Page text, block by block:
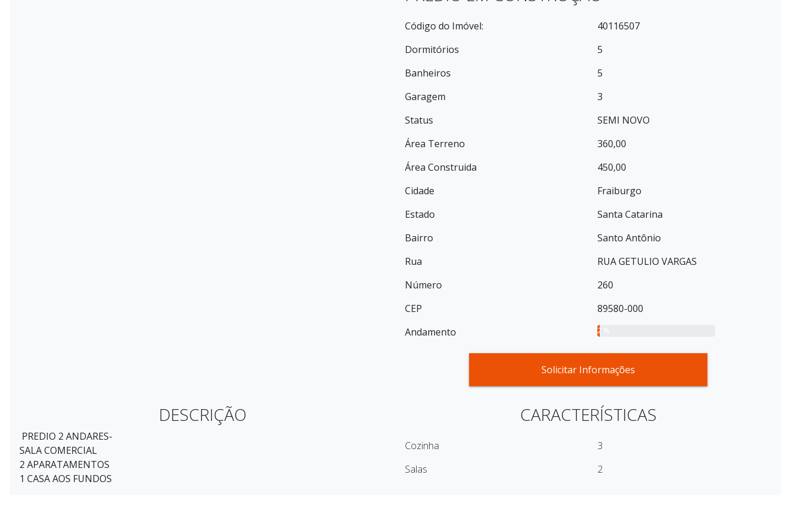
Código do Imóvel:
40116507
Dormitórios
5
Banheiros
5
Garagem
3
Status
SEMI NOVO
Área Terreno
360,00
Área Construida
450,00
Cidade
Fraiburgo
Estado
Santa Catarina
Bairro
Santo Antônio
Rua
RUA GETULIO VARGAS
Número
260
CEP
89580-000
Andamento
2 %
Solicitar Informações
DESCRIÇÃO
PREDIO 2 ANDARES-
SALA COMERCIAL
2 APARATAMENTOS
1 CASA AOS FUNDOS
CARACTERÍSTICAS
Cozinha
3
Salas
2